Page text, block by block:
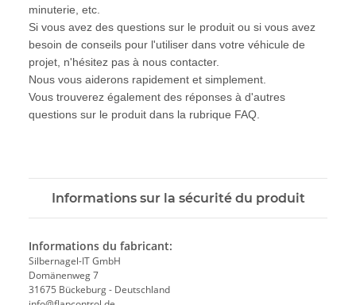
minuterie, etc.
Si vous avez des questions sur le produit ou si vous avez
besoin de conseils pour l'utiliser dans votre véhicule de
projet, n'hésitez pas à nous contacter.
Nous vous aiderons rapidement et simplement.
Vous trouverez également des réponses à d'autres
questions sur le produit dans la rubrique FAQ.
Informations sur la sécurité du produit
Informations du fabricant:
Silbernagel-IT GmbH
Domänenweg 7
31675 Bückeburg - Deutschland